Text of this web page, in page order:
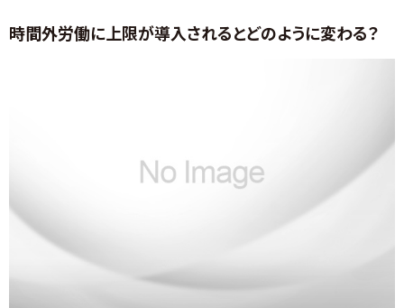
時間外労働に上限が導入されるとどのように変わる？